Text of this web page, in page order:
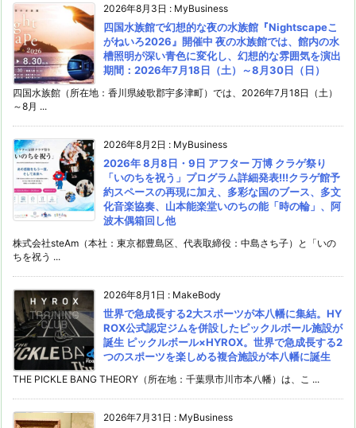
2026年8月3日 : MyBusiness
四国水族館で幻想的な夜の水族館『Nightscapeこ
がねいろ2026』開催中 夜の水族館では、館内の水
槽照明が深い青色に変化し、幻想的な雰囲気を演出
期間：2026年7月18日（土）～8月30日（日）
四国水族館（所在地：香川県綾歌郡宇多津町）では、2026年7月18日（土）
～8月 ...
2026年8月2日 : MyBusiness
2026年 8月8日・9日 アフター 万博 クラゲ祭り
「いのちを祝う」プログラム詳細発表!!!クラゲ館予
約スペースの再現に加え、多彩な国のブース、多文
化音楽協奏、山本能楽堂いのちの能「時の輪」、阿
波木偶箱回し他
株式会社steAm（本社：東京都豊島区、代表取締役：中島さち子）と「いの
ちを祝う ...
2026年8月1日 : MakeBody
世界で急成長する2大スポーツが本八幡に集結。HY
ROX公式認定ジムを併設したピックルボール施設が
誕生 ピックルボール×HYROX。世界で急成長する2
つのスポーツを楽しめる複合施設が本八幡に誕生
THE PICKLE BANG THEORY（所在地：千葉県市川市本八幡）は、こ ...
2026年7月31日 : MyBusiness